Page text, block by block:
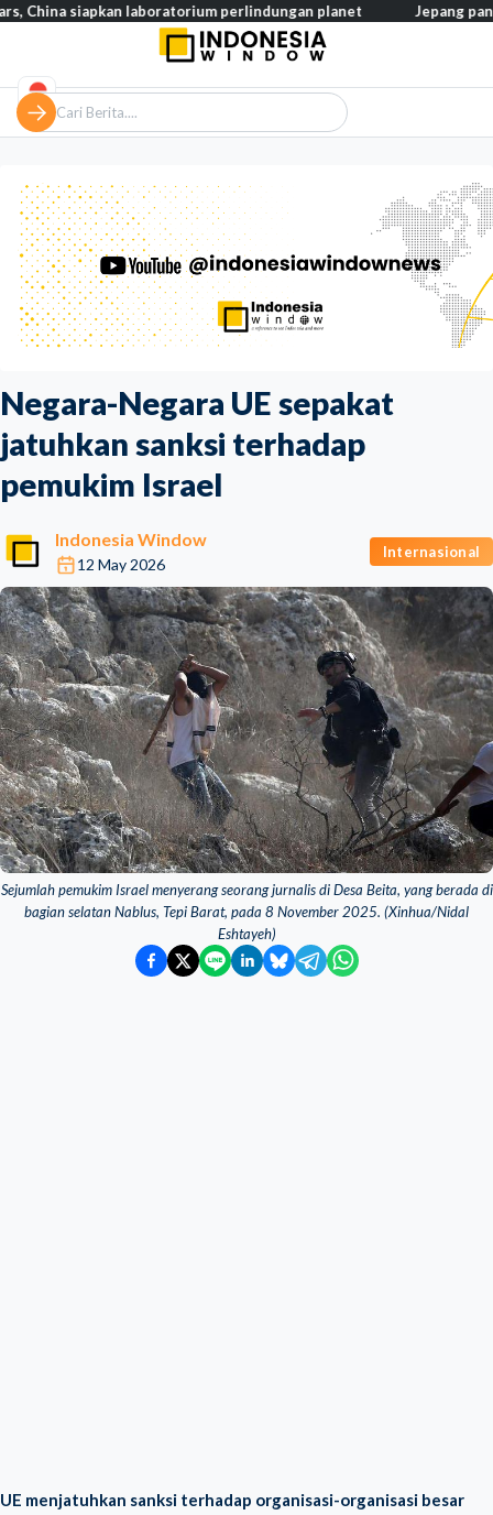
Negara-Negara UE sepakat
jatuhkan sanksi terhadap
pemukim Israel
Indonesia Window
12 May 2026
Internasional
Sejumlah pemukim Israel menyerang seorang jurnalis di Desa Beita, yang berada di
bagian selatan Nablus, Tepi Barat, pada 8 November 2025. (Xinhua/Nidal
Eshtayeh)
UE menjatuhkan sanksi terhadap organisasi-organisasi besar
siapkan laboratorium perlindungan planet Jepang pangkas